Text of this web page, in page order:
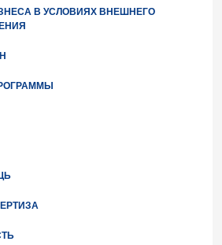
В УСЛОВИЯХ ВНЕШНЕГО